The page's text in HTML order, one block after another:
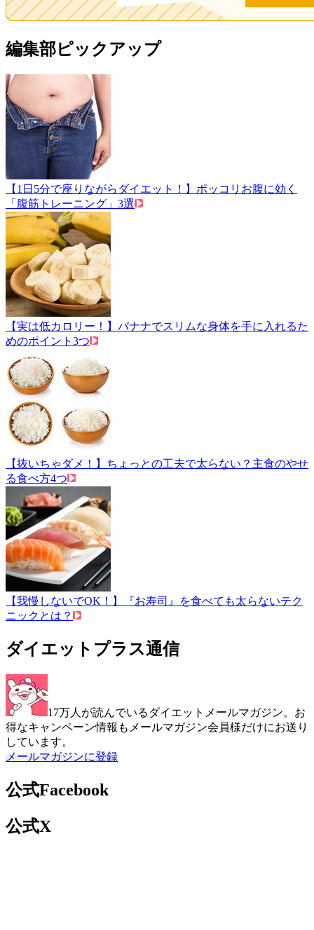
編集部ピックアップ
【1日5分で座りながらダイエット！】ポッコリお腹に効く
「腹筋トレーニング」3選
【実は低カロリー！】バナナでスリムな身体を手に入れるた
めのポイント3つ
【抜いちゃダメ！】ちょっとの工夫で太らない？主食のやせ
る食べ方4つ
【我慢しないでOK！】『お寿司』を食べても太らないテク
ニックとは？
ダイエットプラス通信
17万人が読んでいるダイエットメールマガジン。お
得なキャンペーン情報もメールマガジン会員様だけにお送り
しています。
メールマガジンに登録
公式Facebook
公式X